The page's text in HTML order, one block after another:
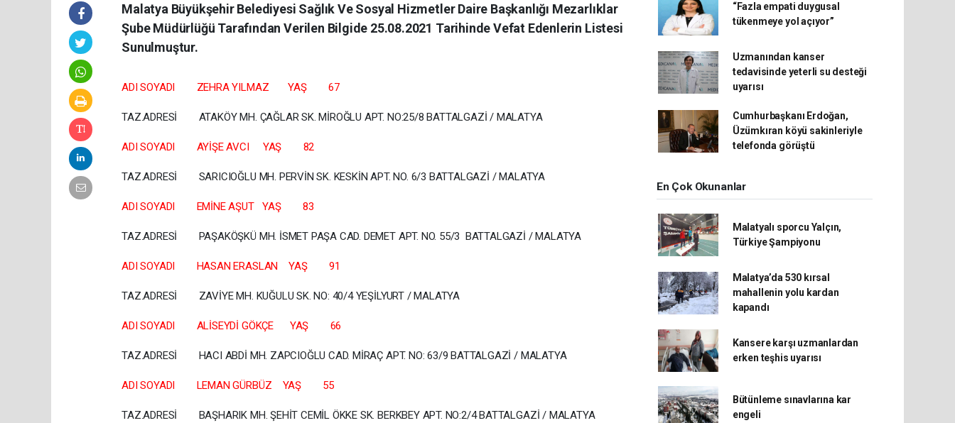
Malatya Büyükşehir Belediyesi Sağlık Ve Sosyal Hizmetler Daire Başkanlığı Mezarlıklar
Şube Müdürlüğü Tarafından Verilen Bilgide 25.08.2021 Tarihinde Vefat Edenlerin Listesi
Sunulmuştur.
ADI SOYADI ZEHRA YILMAZ YAŞ 67
TAZ.ADRESİ ATAKÖY MH. ÇAĞLAR SK. MİROĞLU APT. NO:25/8 BATTALGAZİ / MALATYA
ADI SOYADI AYİŞE AVCI YAŞ 82
TAZ.ADRESİ SARICIOĞLU MH. PERVİN SK. KESKİN APT. NO. 6/3 BATTALGAZİ / MALATYA
ADI SOYADI EMİNE AŞUT YAŞ 83
TAZ.ADRESİ PAŞAKÖŞKÜ MH. İSMET PAŞA CAD. DEMET APT. NO. 55/3 BATTALGAZİ / MALATYA
ADI SOYADI HASAN ERASLAN YAŞ 91
TAZ.ADRESİ ZAVİYE MH. KUĞULU SK. NO: 40/4 YEŞİLYURT / MALATYA
ADI SOYADI ALİSEYDİ GÖKÇE YAŞ 66
TAZ.ADRESİ HACI ABDİ MH. ZAPCIOĞLU CAD. MİRAÇ APT. NO: 63/9 BATTALGAZİ / MALATYA
ADI SOYADI LEMAN GÜRBÜZ YAŞ 55
TAZ.ADRESİ BAŞHARIK MH. ŞEHİT CEMİL ÖKKE SK. BERKBEY APT. NO:2/4 BATTALGAZİ / MALATYA
“Fazla empati duygusal
tükenmeye yol açıyor”
Uzmanından kanser
tedavisinde yeterli su desteği
uyarısı
Cumhurbaşkanı Erdoğan,
Üzümkıran köyü sakinleriyle
telefonda görüştü
En Çok Okunanlar
Malatyalı sporcu Yalçın,
Türkiye Şampiyonu
Malatya’da 530 kırsal
mahallenin yolu kardan
kapandı
Kansere karşı uzmanlardan
erken teşhis uyarısı
Bütünleme sınavlarına kar
engeli